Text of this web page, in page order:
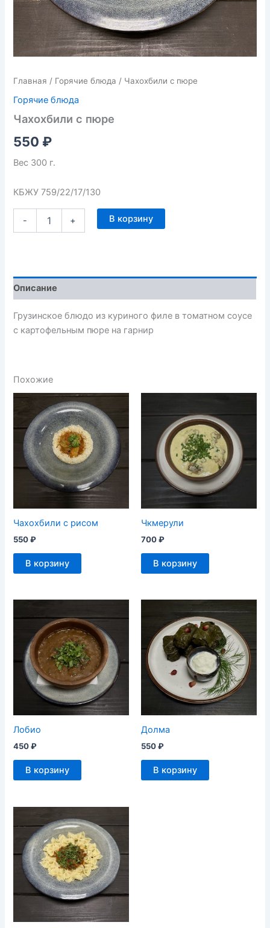
Главная / Горячие блюда / Чахохбили с пюре
Горячие блюда
Чахохбили с пюре
550 ₽
Вес 300 г.
КБЖУ 759/22/17/130
- + В корзину
Описание
Грузинское блюдо из куриного филе в томатном соусе
с картофельным пюре на гарнир
Похожие
Чахохбили с рисом
550₽
В корзину
Чкмерули
700₽
В корзину
Лобио
450₽
В корзину
Долма
550₽
В корзину